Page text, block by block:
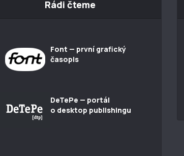
Rádi čteme
Font — první grafický
časopis
DeTePe — portál
o desktop publishingu